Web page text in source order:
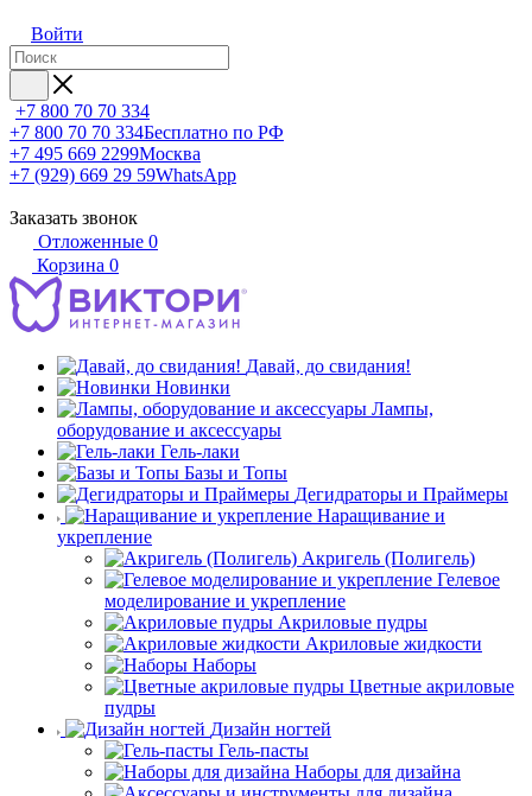
Войти
+7 800 70 70 334
+7 800 70 70 334Бесплатно по РФ
+7 495 669 2299Москва
+7 (929) 669 29 59WhatsApp
Заказать звонок
Отложенные 0
Корзина 0
Давай, до свидания!
Новинки
Лампы,
оборудование и аксессуары
Гель-лаки
Базы и Топы
Дегидраторы и Праймеры
Наращивание и
укрепление
Акригель (Полигель)
Гелевое
моделирование и укрепление
Акриловые пудры
Акриловые жидкости
Наборы
Цветные акриловые
пудры
Дизайн ногтей
Гель-пасты
Наборы для дизайна